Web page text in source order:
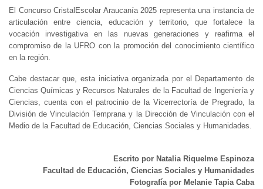
El Concurso CristalEscolar Araucanía 2025 representa una instancia de
articulación entre ciencia, educación y territorio, que fortalece la
vocación investigativa en las nuevas generaciones y reafirma el
compromiso de la UFRO con la promoción del conocimiento científico
en la región.
Cabe destacar que, esta iniciativa organizada por el Departamento de
Ciencias Químicas y Recursos Naturales de la Facultad de Ingeniería y
Ciencias, cuenta con el patrocinio de la Vicerrectoría de Pregrado, la
División de Vinculación Temprana y la Dirección de Vinculación con el
Medio de la Facultad de Educación, Ciencias Sociales y Humanidades.
Escrito por Natalia Riquelme Espinoza
Facultad de Educación, Ciencias Sociales y Humanidades
Fotografía por Melanie Tapia Caba